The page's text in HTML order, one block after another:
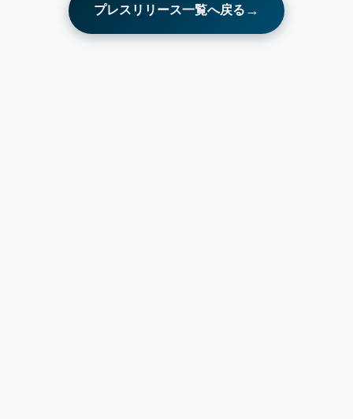
プレスリリース一覧へ戻る →